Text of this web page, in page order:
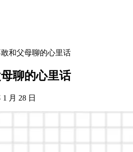
和父母聊的心里话
聊的心里话
月 28 日